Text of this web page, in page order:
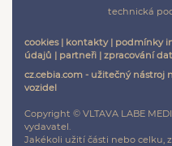
technická
cookies| kontakty| podmínky
údajů | partneři | zpracování dat
cz.cebia.com - užitečný nástroj
vozidel
Copyright © VLTAVA LABE
vydavatel.
Jakékoli užití části nebo celku,